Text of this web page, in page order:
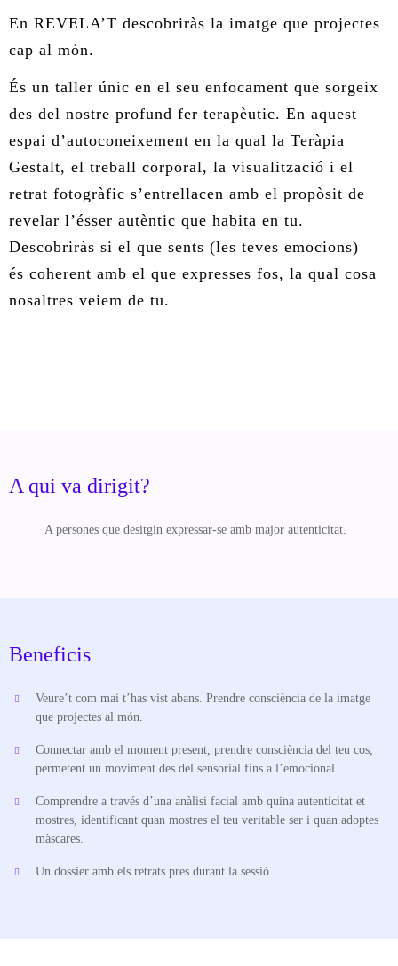
ÀREA DE CORPORAL
ÀREA DE INTERVENCIÓ ESTRATÈGICA
ÁREA ONLINE
En REVELA’T descobriràs la imatge que projectes
cap al món.
És un taller únic en el seu enfocament que sorgeix
des del nostre profund fer terapèutic. En aquest
espai d’autoconeixement en la qual la Teràpia
Gestalt, el treball corporal, la visualització i el
retrat fotogràfic s’entrellacen amb el propòsit de
revelar l’ésser autèntic que habita en tu.
Descobriràs si el que sents (les teves emocions)
és coherent amb el que expresses fos, la qual cosa
nosaltres veiem de tu.
A qui va dirigit?
A persones que desitgin expressar-se amb major autenticitat.
Beneficis
Veure’t com mai t’has vist abans. Prendre consciència de la imatge
que projectes al món.
Connectar amb el moment present, prendre consciència del teu cos,
permetent un moviment des del sensorial fins a l’emocional.
Comprendre a través d’una anàlisi facial amb quina autenticitat et
mostres, identificant quan mostres el teu veritable ser i quan adoptes
màscares.
Un dossier amb els retrats pres durant la sessió.